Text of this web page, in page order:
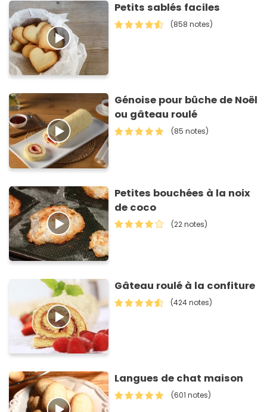
Petits sablés faciles
(858 notes)
Génoise pour bûche de Noël
ou gâteau roulé
(85 notes)
Petites bouchées à la noix
de coco
(22 notes)
Gâteau roulé à la confiture
(424 notes)
Langues de chat maison
(601 notes)